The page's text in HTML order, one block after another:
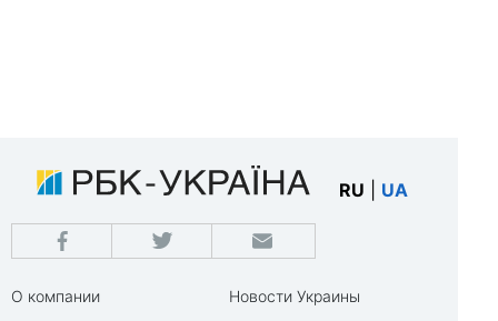
RU UA
О компании
Новости Украины